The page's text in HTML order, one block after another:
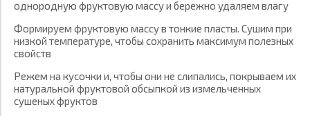
однородную фруктовую массу и бережно удаляем влагу
Формируем фруктовую массу в тонкие пласты. Сушим при
низкой температуре, чтобы сохранить максимум полезных
свойств
Режем на кусочки и, чтобы они не слипались, покрываем их
натуральной фруктовой обсыпкой из измельченных
сушеных фруктов